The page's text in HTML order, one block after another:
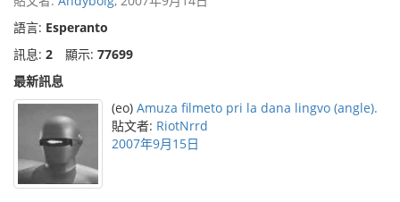
語言: Esperanto
訊息: 2 顯示: 77699
最新訊息
(eo) Amuza filmeto pri la dana lingvo (angle).
貼文者: RiotNrrd
2007年9月15日